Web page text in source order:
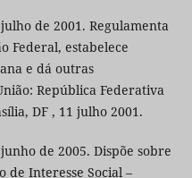
de 2001. Regulamenta
Federal, estabelece
e dá outras
República Federativa
DF , 11 julho 2001.
de 2005. Dispõe sobre
de Interesse Social –